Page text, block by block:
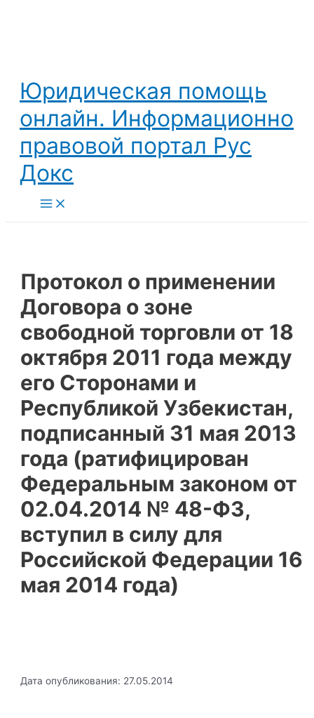
Юридическая помощь
онлайн. Информационно
правовой портал Рус
Докс
Main
Menu
Протокол о применении
Договора о зоне
свободной торговли от 18
октября 2011 года между
его Сторонами и
Республикой Узбекистан,
подписанный 31 мая 2013
года (ратифицирован
Федеральным законом от
02.04.2014 № 48-ФЗ,
вступил в силу для
Российской Федерации 16
мая 2014 года)
Дата опубликования: 27.05.2014